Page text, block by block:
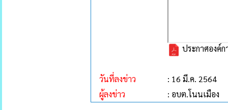
ประกาศองค์
วันที่ลงข่าว
: 16 มี.ค. 2564
ผู้ลงข่าว
: อบต.โนนเมือง